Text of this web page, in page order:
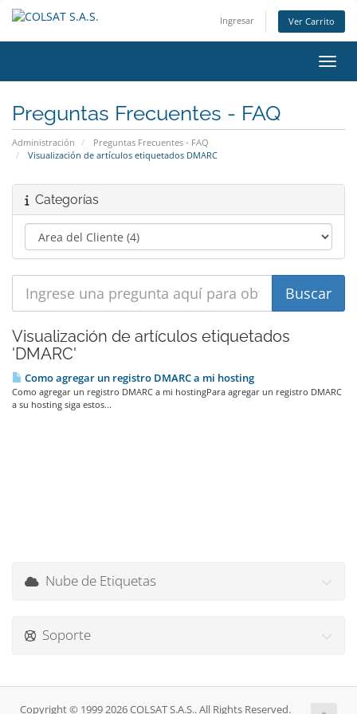
Ingresar Ver Carrito
Preguntas Frecuentes - FAQ
Administración
Preguntas Frecuentes - FAQ
Visualización de artículos etiquetados DMARC
Categorías
Visualización de artículos etiquetados
'DMARC'
Como agregar un registro DMARC a mi hosting
Como agregar un registro DMARC a mi hostingPara agregar un registro DMARC
a su hosting siga estos...
Nube de Etiquetas
Soporte
Copyright © 1999 2026 COLSAT S.A.S.. All Rights Reserved.